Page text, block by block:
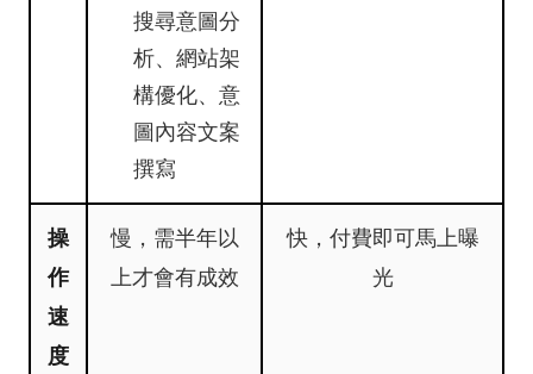
搜尋意圖分
析、網站架
構優化、意
圖內容文案
撰寫
操
作
速
度
慢，需半年以
上才會有成效
快，付費即可馬上曝
光